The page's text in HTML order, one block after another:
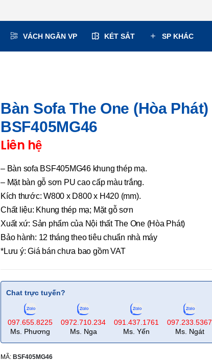
VÁCH NGĂN VP KÉT SẮT SP KHÁC
Bàn Sofa The One (Hòa Phát)
BSF405MG46
Liên hệ
– Bàn sofa BSF405MG46 khung thép mạ.
– Mặt bàn gỗ sơn PU cao cấp màu trắng.
Kích thước: W800 x D800 x H420 (mm).
Chất liệu: Khung thép mạ; Mặt gỗ sơn
Xuất xứ: Sản phẩm của Nội thất The One (Hòa Phát)
Bảo hành: 12 tháng theo tiêu chuẩn nhà máy
*Lưu ý: Giá bán chưa bao gồm VAT
Chat trực tuyến?
097.655.8225
Ms. Phương
0972.710.234
Ms. Nga
091.437.1761
Ms. Yến
097.233.5367
Ms. Ngát
MÃ: BSF405MG46